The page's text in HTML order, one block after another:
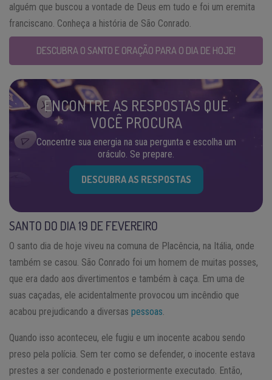
alguém que buscou a vontade de Deus em tudo e foi um eremita
franciscano. Conheça a história de São Conrado.
DESCUBRA O SANTO E ORAÇÃO PARA O DIA DE HOJE!
ENCONTRE AS RESPOSTAS QUE
VOCÊ PROCURA
Concentre sua energia na sua pergunta e escolha um
oráculo. Se prepare.
DESCUBRA AS RESPOSTAS
SANTO DO DIA 19 DE FEVEREIRO
O santo dia de hoje viveu na comuna de Placência, na Itália, onde
também se casou. São Conrado foi um homem de muitas posses,
que era dado aos divertimentos e também à caça. Em uma de
suas caçadas, ele acidentalmente provocou um incêndio que
acabou prejudicando a diversas pessoas
Quando isso aconteceu, ele fugiu e um inocente acabou sendo
preso pela polícia. Sem ter como se defender, o inocente estava
prestes a ser condenado e posteriormente executado. Então,